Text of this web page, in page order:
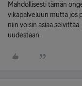
Mahdollisesti tämän
vikapalveluun mutta jos
niin voisin asiaa
uudestaan.